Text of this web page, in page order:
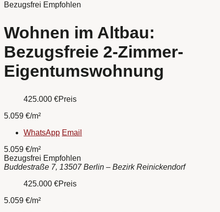
Bezugsfrei Empfohlen
Wohnen im Altbau:
Bezugsfreie 2-Zimmer-
Eigentumswohnung
425.000 €Preis
5.059 €/m²
WhatsApp Email
5.059 €/m²
Bezugsfrei Empfohlen
Buddestraße 7, 13507 Berlin – Bezirk Reinickendorf
425.000 €Preis
5.059 €/m²